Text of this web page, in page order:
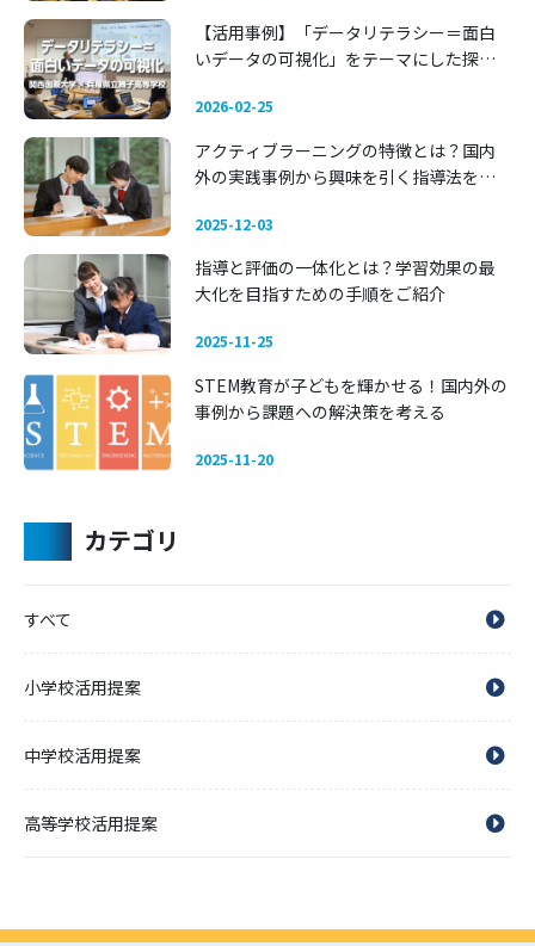
【活用事例】「データリテラシー＝面白
いデータの可視化」をテーマにした探究
等学校
2026-02-25
アクティブラーニングの特徴とは？国内
外の実践事例から興味を引く指導法を考
2025-12-03
指導と評価の一体化とは？学習効果の最
大化を目指すための手順をご紹介
2025-11-25
STEM教育が子どもを輝かせる！国内外の
事例から課題への解決策を考える
2025-11-20
カテゴリ
すべて
小学校活用提案
中学校活用提案
高等学校活用提案